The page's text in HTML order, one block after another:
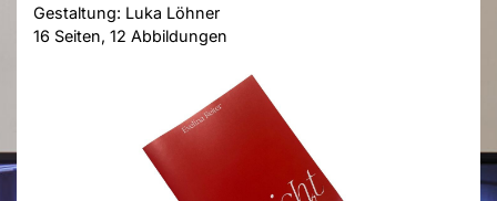
Gestaltung: Luka Löhner
16 Seiten, 12 Abbildungen